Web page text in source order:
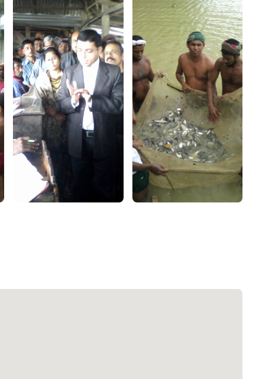
বার্তা
কল্যাণ বোর্ড হটলাইন